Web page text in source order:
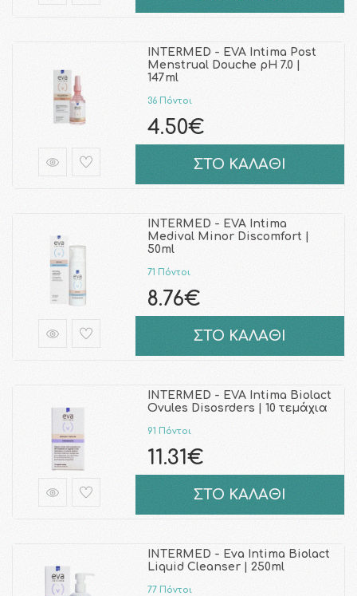
INTERMED - EVA Intima Post
Menstrual Douche pH 7.0 |
147ml
36 Πόντοι
4.50€
ΣΤΟ ΚΑΛΑΘΙ
INTERMED - EVA Intima
Medival Minor Discomfort |
50ml
71 Πόντοι
8.76€
ΣΤΟ ΚΑΛΑΘΙ
INTERMED - EVA Intima Biolact
Ovules Disosrders | 10 τεμάχια
91 Πόντοι
11.31€
ΣΤΟ ΚΑΛΑΘΙ
INTERMED - Eva Intima Biolact
Liquid Cleanser | 250ml
77 Πόντοι